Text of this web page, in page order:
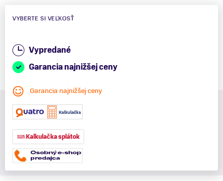
VYBERTE SI VEĽKOSŤ
Vypredané
Garancia najnižšej ceny
Garancia najnižšej ceny
Kalkulačka splátok